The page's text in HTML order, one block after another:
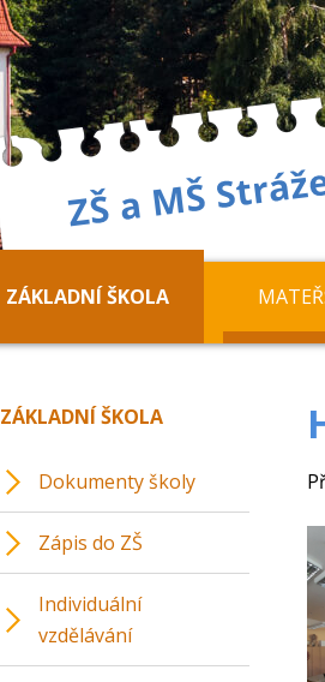
ZÁKLADNÍ ŠKOLA
ZÁKLADNÍ ŠKOLA
Dokumenty školy
Zápis do ZŠ
Individuální
vzdělávání